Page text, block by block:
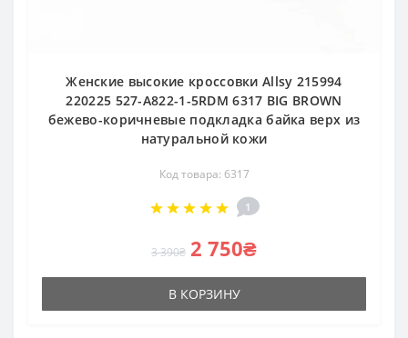
Женские высокие кроссовки Allsy 215994
220225 527-A822-1-5RDM 6317 BIG BROWN
бежево-коричневые подкладка байка верх из
натуральной кожи
Код товара: 6317
1
3 390₴ 2 750₴
В КОРЗИНУ